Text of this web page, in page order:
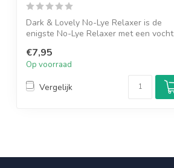
Dark & Lovely No-Lye Relaxer is de
enigste No-Lye Relaxer met een vocht
€7,95
Op voorraad
Vergelijk